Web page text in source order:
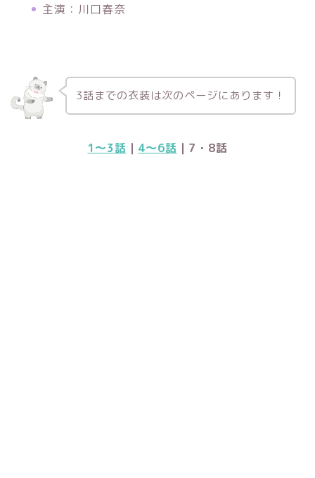
主演：川口春奈
3話までの衣装は次のページにあります！
1～3話 ｜ 4～6話 ｜7・8話